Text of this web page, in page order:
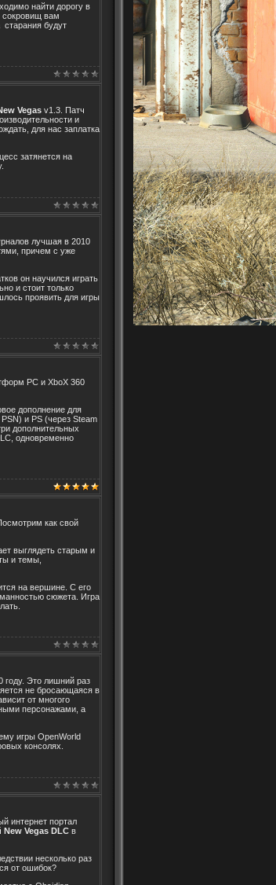
найти дорогу в
сокровищ вам
старания будут
Vegas v1.3. Патч
и
для нас заплатка
затянется на
лучшая в 2010
причем с уже
он научился играть
и стоит только
проявить для игры
PC и XboX 360
дополнение для
и PS (через Steam
дополнительных
одновременно
как свой
выглядеть старым и
и темы,
на вершине. С его
сюжета. Игра
году. Это лишний раз
не бросающаяся в
от многого
персонажами, а
игры OpenWorld
консолях.
интернет портал
Vegas DLC в
несколько раз
от ошибок?